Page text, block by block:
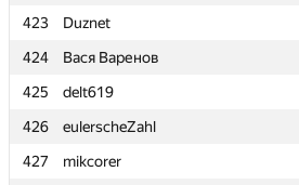
423
Duznet
424
Вася Варенов
425
delt619
426
eulerscheZahl
427
mikcorer
423
Duznet
424
Вася Варенов
425
delt619
426
eulerscheZahl
427
mikcorer